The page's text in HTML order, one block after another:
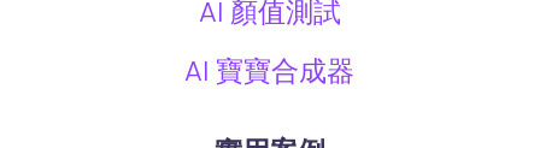
AI 顏值測試
AI 寶寶合成器